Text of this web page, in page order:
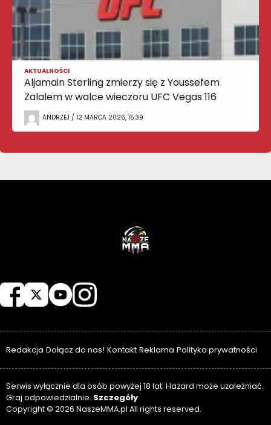
AKTUALNOŚCI
Aljamain Sterling zmierzy się z Youssefem
Zalalem w walce wieczoru UFC Vegas 116
ANDRZEJ / 12 MARCA 2026, 15:39
Redakcja Dołącz do nas! Kontakt Reklama Polityka prywatności
Serwis wyłącznie dla osób powyżej 18 lat. Hazard może uzależniać.
Graj odpowiedzialnie. Szczegóły
Copyright © 2026 NaszeMMA.pl All rights reserved.